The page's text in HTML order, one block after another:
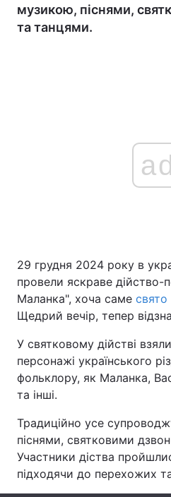
Україна
Економіка
Спорт
Техно і зв'язок
Здоров'я
Цікавинки
музикою, піснями,
та танцями.
29 грудня 2024 року в
провели яскраве дійство-
Маланка", хоча саме
Щедрий вечір, тепер
У святковому дійстві
персонажі українського
фольклору, як Маланка,
та інші.
Традиційно усе
піснями, святковими
Участники діства
підходячи до перехожих